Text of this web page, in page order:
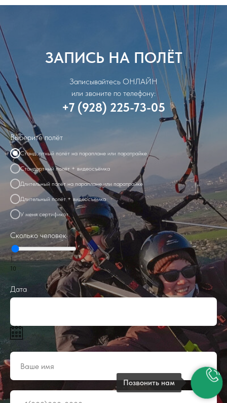
ЗАПИСЬ НА ПОЛЁТ
Записывайтесь ОНЛАЙН
или звоните по телефону:
+7 (928) 225-73-05
Выберите полёт
Стандартный полёт на параплане или паратрайке
Стандартный полёт + видеосъёмка
Длительный полёт на параплане или паратрайке
Длительный полёт + видеосъёмка
У меня сертификат
Сколько человек
1
10
Дата
Позвонить нам